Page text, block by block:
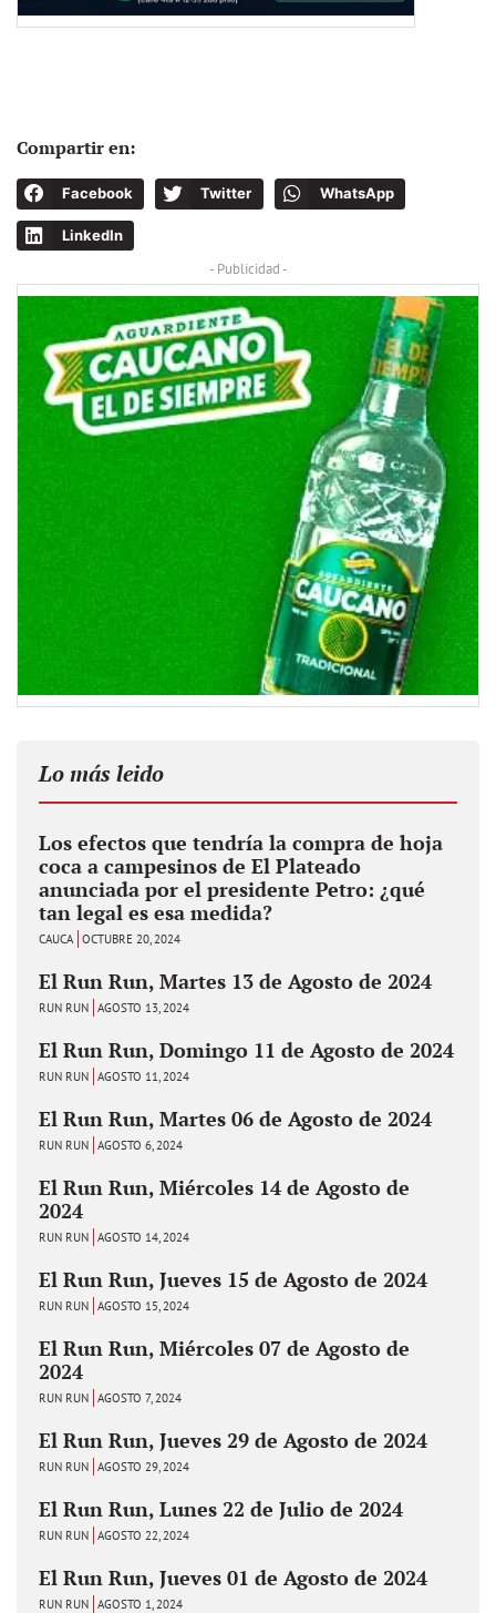
Compartir en:
Facebook Twitter WhatsApp
LinkedIn
- Publicidad -
Lo más leido
Los efectos que tendría la compra de hoja
coca a campesinos de El Plateado
anunciada por el presidente Petro: ¿qué
tan legal es esa medida?
CAUCA OCTUBRE 20, 2024
El Run Run, Martes 13 de Agosto de 2024
RUN RUN AGOSTO 13, 2024
El Run Run, Domingo 11 de Agosto de 2024
RUN RUN AGOSTO 11, 2024
El Run Run, Martes 06 de Agosto de 2024
RUN RUN AGOSTO 6, 2024
El Run Run, Miércoles 14 de Agosto de
2024
RUN RUN AGOSTO 14, 2024
El Run Run, Jueves 15 de Agosto de 2024
RUN RUN AGOSTO 15, 2024
El Run Run, Miércoles 07 de Agosto de
2024
RUN RUN AGOSTO 7, 2024
El Run Run, Jueves 29 de Agosto de 2024
RUN RUN AGOSTO 29, 2024
El Run Run, Lunes 22 de Julio de 2024
RUN RUN AGOSTO 22, 2024
El Run Run, Jueves 01 de Agosto de 2024
RUN RUN AGOSTO 1, 2024